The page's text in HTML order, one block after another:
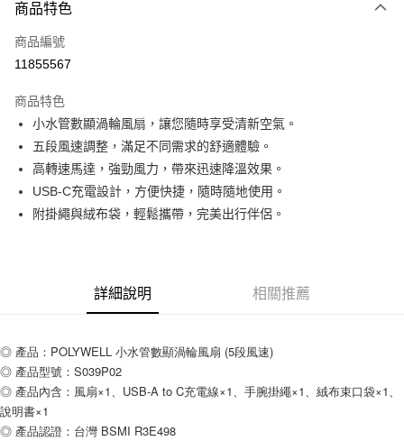
信用卡一次付款
超商取貨付款
Apple Pay
街口支付
悠遊付
ATM付款
每筆NT$80，滿NT$599(含以上)免運費
付款後全家取貨
每筆NT$80，滿NT$599(含以上)免運費
7-11取貨付款
每筆NT$80，滿NT$599(含以上)免運費
商品特色
商品編號
11855567
商品特色
小水管數顯渦輪風扇，讓您隨時享受清新空氣。
五段風速調整，滿足不同需求的舒適體驗。
高轉速馬達，強勁風力，帶來迅速降溫效果。
USB-C充電設計，方便快捷，隨時隨地使用。
附掛繩與絨布袋，輕鬆攜帶，完美出行伴侶。
詳細說明 相關推薦
◎ 產品：POLYWELL 小水管數顯渦輪風扇 (5段風速)
◎ 產品型號：S039P02
◎ 產品內含：風扇×1、USB-A to C充電線×1、手腕掛繩×1、絨布束口袋×1、
說明書×1
◎ 產品認證：台灣 BSMI R3E498